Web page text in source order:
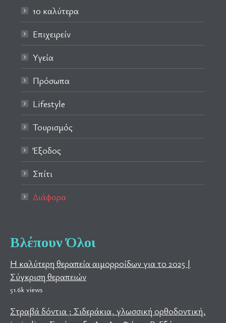
10 καλύτερα
Επιχειρείν
Υγεία
Πρόσωπα
Lifestyle
Τουρισμός
Έξοδος
Σπίτι
Διάφορα
Βλέπουν Όλοι
Η καλύτερη θεραπεία αιμορροίδων για το 2025 |
Σύγκριση θεραπειών
51.6k views
Στραβά δόντια ; Σιδεράκια, γλωσσική ορθοδοντική,